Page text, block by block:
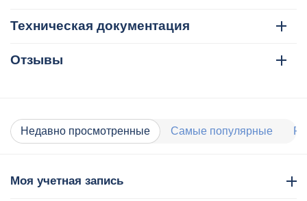
Техническая документация
Отзывы
Недавно просмотренные Самые популярные
Моя учетная запись